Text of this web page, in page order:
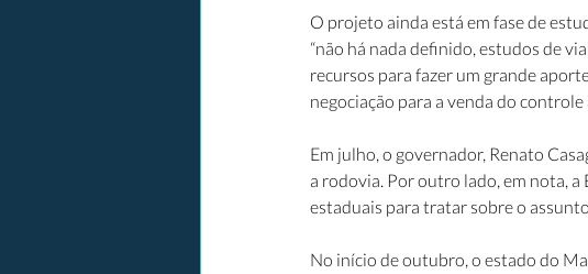
O projeto ainda está em fase de
“não há nada definido, estudos de
recursos para fazer um grande
negociação para a venda do controle
Em julho, o governador, Renato
a rodovia. Por outro lado, em nota,
estaduais para tratar sobre o
No início de outubro, o estado do